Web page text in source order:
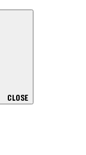
CLOSE